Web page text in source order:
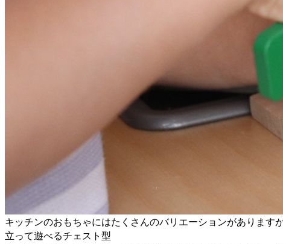
キッチンのおもちゃにはたくさんのバリエーションがあります
立って遊べるチェスト型